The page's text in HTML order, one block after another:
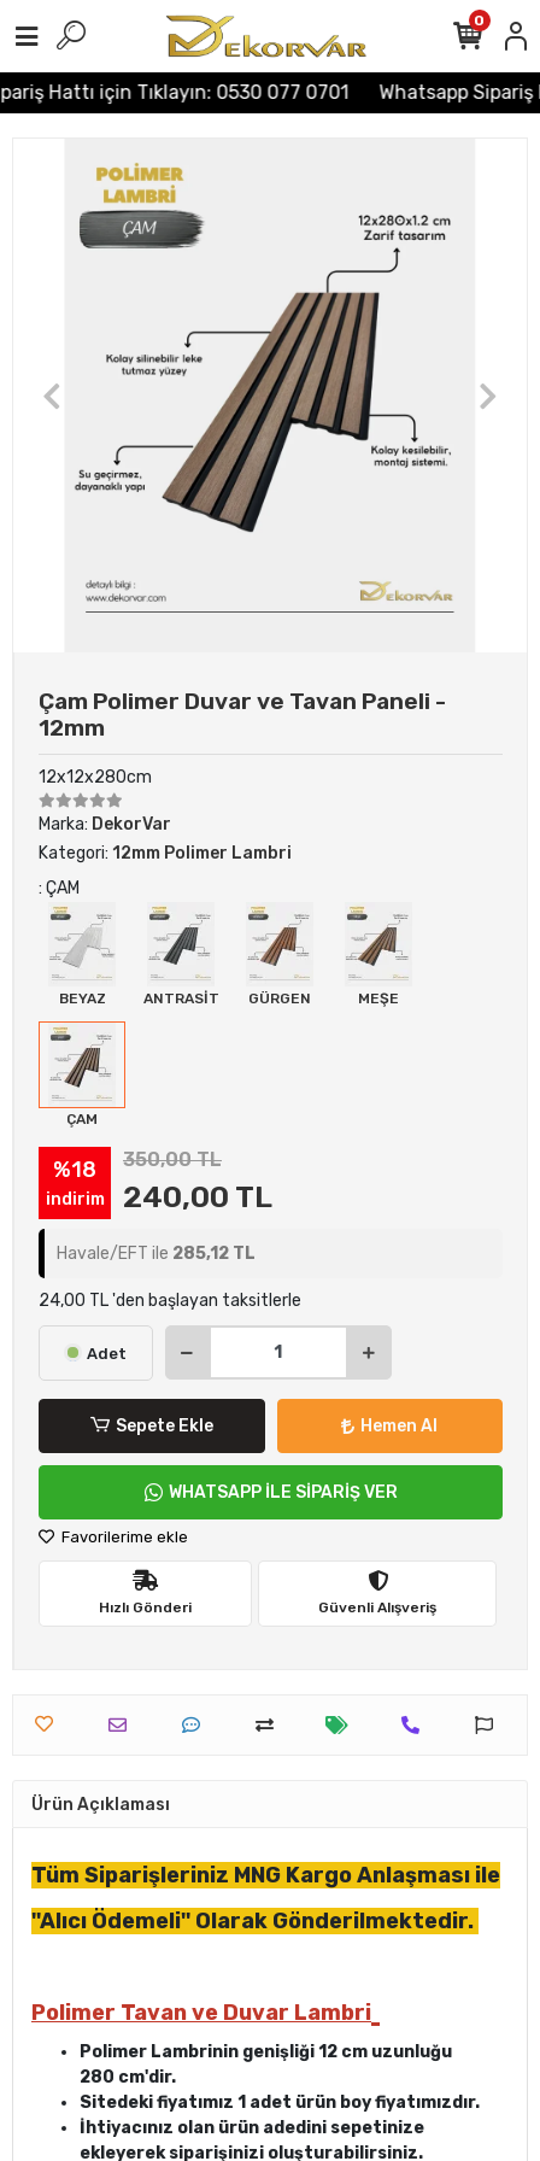
Hattı için Tıklayın: 0530 077 0701 Whatsapp Sipariş
0
Çam Polimer Duvar ve Tavan Paneli -
12mm
12x12x280cm
Marka: DekorVar
Kategori: 12mm Polimer Lambri
: ÇAM
BEYAZ ANTRASİT GÜRGEN MEŞE
ÇAM
%18
indirim
350,00 TL
240,00 TL
Havale/EFT ile 285,12 TL
24,00 TL 'den başlayan taksitlerle
Adet
Sepete Ekle Hemen Al
WHATSAPP İLE SİPARİŞ VER
Favorilerime ekle
Hızlı Gönderi Güvenli Alışveriş
Ürün Açıklaması
Tüm Siparişleriniz MNG Kargo Anlaşması ile
''Alıcı Ödemeli'' Olarak Gönderilmektedir.
Polimer Tavan ve Duvar Lambri
Polimer Lambrinin genişliği 12 cm uzunluğu
280 cm'dir.
Sitedeki fiyatımız 1 adet ürün boy fiyatımızdır.
İhtiyacınız olan ürün adedini sepetinize
ekleyerek siparişinizi oluşturabilirsiniz.